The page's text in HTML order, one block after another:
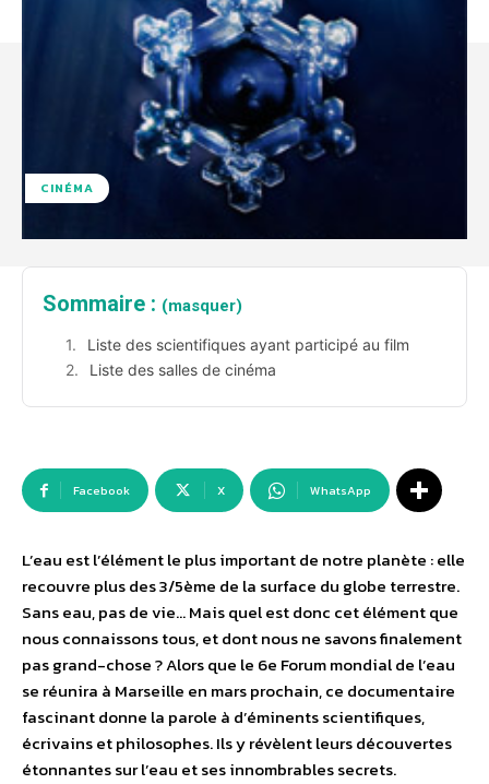
CINÉMA
Sommaire : (masquer)
Liste des scientifiques ayant participé au film
Liste des salles de cinéma
Facebook X WhatsApp
L’eau est l’élément le plus important de notre planète : elle
recouvre plus des 3/5ème de la surface du globe terrestre.
Sans eau, pas de vie… Mais quel est donc cet élément que
nous connaissons tous, et dont nous ne savons finalement
pas grand-chose ? Alors que le 6e Forum mondial de l’eau
se réunira à Marseille en mars prochain, ce documentaire
fascinant donne la parole à d’éminents scientifiques,
écrivains et philosophes. Ils y révèlent leurs découvertes
étonnantes sur l’eau et ses innombrables secrets.